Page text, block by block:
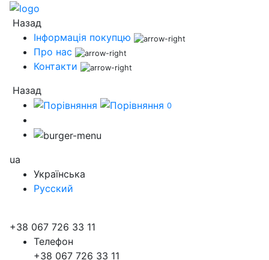
Назад
Інформація покупцю
Про нас
Контакти
Назад
0
ua
Українська
Русский
+38 067 726 33 11
Телефон
+38 067 726 33 11